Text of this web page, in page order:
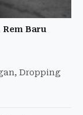
Baru
Dropping